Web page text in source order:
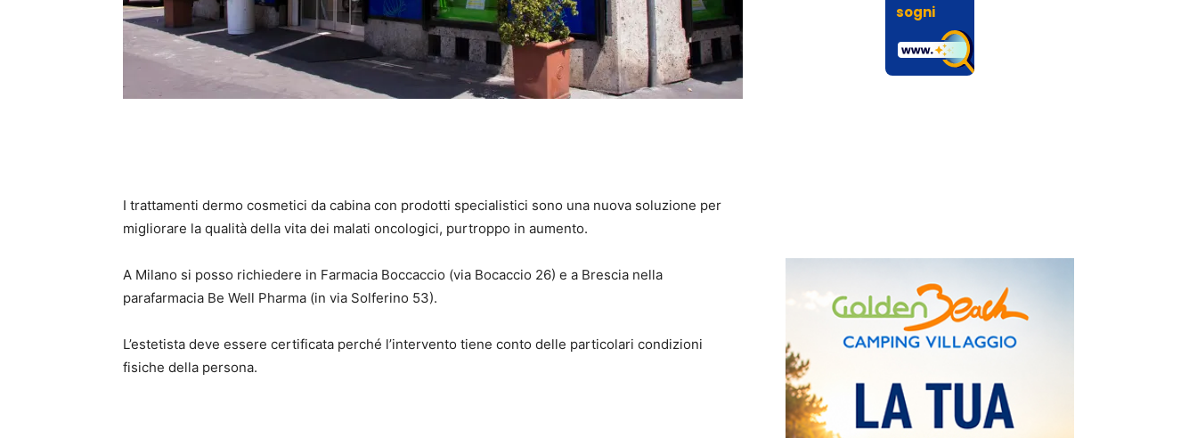
I trattamenti dermo cosmetici da cabina con prodotti specialistici sono una nuova soluzione per
migliorare la qualità della vita dei malati oncologici, purtroppo in aumento.
A Milano si posso richiedere in Farmacia Boccaccio (via Bocaccio 26) e a Brescia nella
parafarmacia Be Well Pharma (in via Solferino 53).
L’estetista deve essere certificata perché l’intervento tiene conto delle particolari condizioni
fisiche della persona.